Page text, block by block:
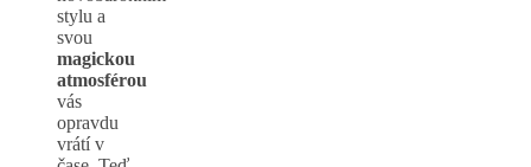
stylu a
svou
magickou
atmosférou
vás
opravdu
vrátí v